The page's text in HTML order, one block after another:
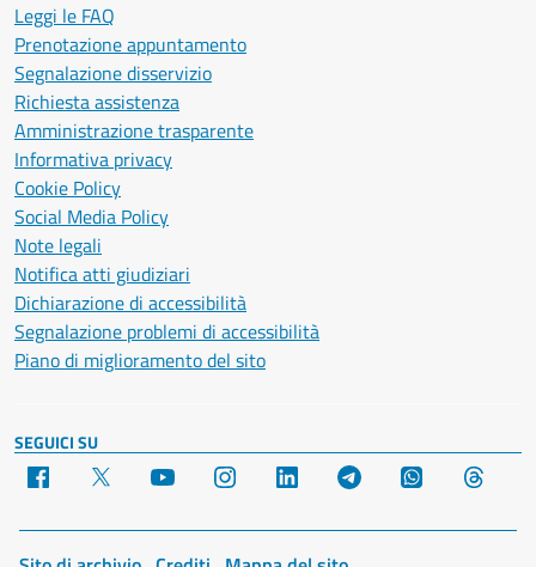
Leggi le FAQ
Prenotazione appuntamento
Segnalazione disservizio
Richiesta assistenza
Amministrazione trasparente
Informativa privacy
Cookie Policy
Social Media Policy
Note legali
Notifica atti giudiziari
Dichiarazione di accessibilità
Segnalazione problemi di accessibilità
Piano di miglioramento del sito
SEGUICI SU
Facebook YouTube Instagram LinkedIn Telegram WhatsApp